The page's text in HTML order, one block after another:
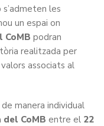
les
un espai on
CoMB podran
realitzada per
associats al
manera individual
CoMB entre el 22